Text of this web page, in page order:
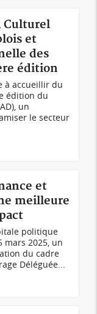
Culturel
et
des
édition
à accueillir du
édition du
un
le secteur
et
meilleure
politique
mars 2025, un
du cadre
Déléguée...